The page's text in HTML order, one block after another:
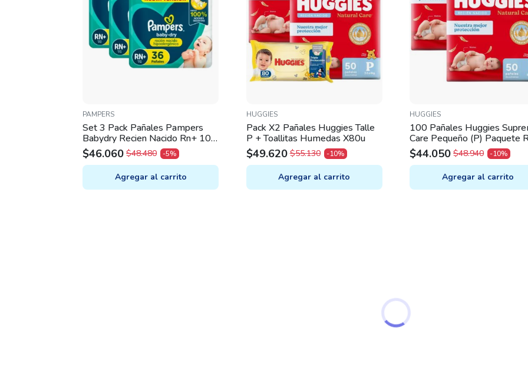
PAMPERS
Set 3 Pack Pañales Pampers
Babydry Recien Nacido Rn+ 108
unidades
$48.480
ORIGINAL
PRICE
WAS:
$46.060
CURRENT
PRICE
IS:
-5%
Agregar al carrito
HUGGIES
Pack X2 Pañales Huggies Talle
P + Toallitas Humedas X80u
$55.130
ORIGINAL
PRICE
WAS:
$49.620
CURRENT
PRICE
IS:
-10%
Agregar al carrito
HUGGIES
100 Pañales Huggies
Care Pequeño (P) Paquete
$48.940
ORIGINAL
PRICE
WAS:
$44.050
CURRENT
PRICE
IS:
-10%
Agregar al carrito